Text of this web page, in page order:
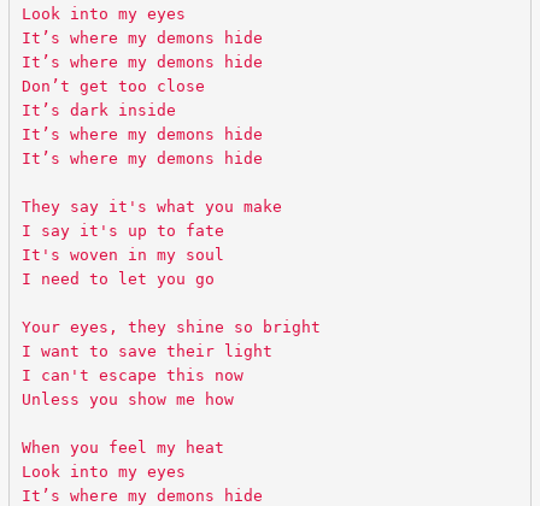
Look into my eyes
It’s where my demons hide
It’s where my demons hide
Don’t get too close
It’s dark inside
It’s where my demons hide
It’s where my demons hide
They say it's what you make
I say it's up to fate
It's woven in my soul
I need to let you go
Your eyes, they shine so bright
I want to save their light
I can't escape this now
Unless you show me how
When you feel my heat
Look into my eyes
It’s where my demons hide